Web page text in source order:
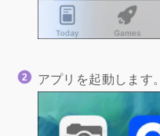
アプリを起動します。